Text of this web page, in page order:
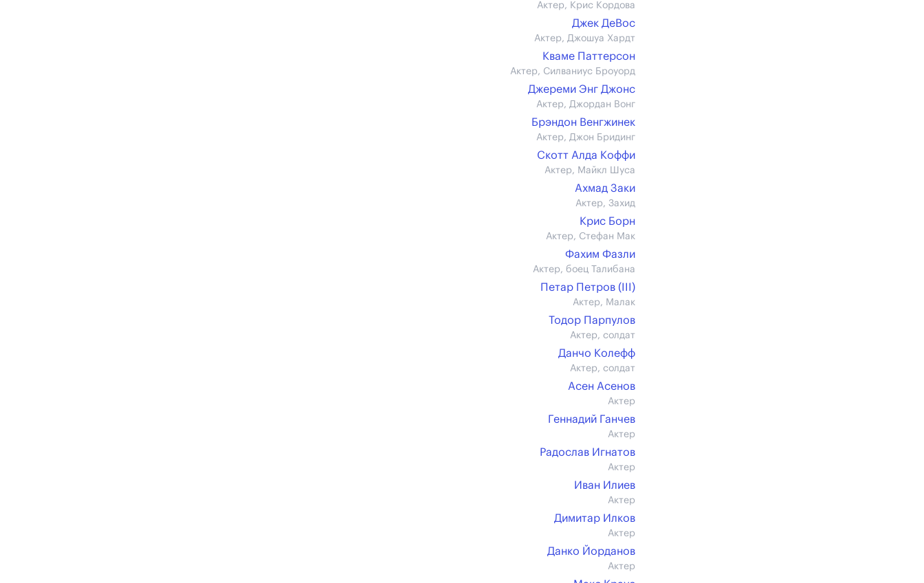
Актер, Крис Кордова
Джек ДеВос
Актер, Джошуа Хардт
Кваме Паттерсон
Актер, Силваниус Броуорд
Джереми Энг Джонс
Актер, Джордан Вонг
Брэндон Венгжинек
Актер, Джон Бридинг
Скотт Алда Коффи
Актер, Майкл Шуса
Ахмад Заки
Актер, Захид
Крис Борн
Актер, Стефан Мак
Фахим Фазли
Актер, боец Талибана
Петар Петров (III)
Актер, Малак
Тодор Парпулов
Актер, солдат
Данчо Колефф
Актер, солдат
Асен Асенов
Актер
Геннадий Ганчев
Актер
Радослав Игнатов
Актер
Иван Илиев
Актер
Димитар Илков
Актер
Данко Йорданов
Актер